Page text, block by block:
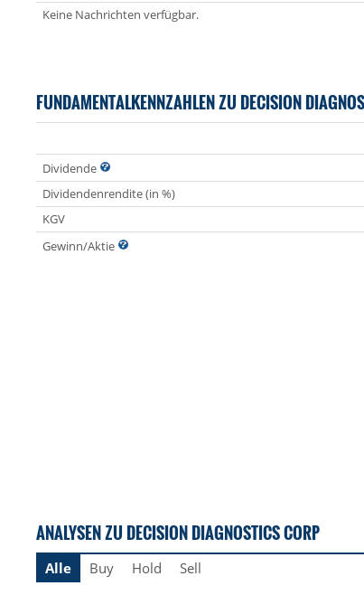
Keine Nachrichten verfügbar.
FUNDAMENTALKENNZAHLEN ZU DECISION
Dividende
Dividendenrendite (in %)
KGV
Gewinn/Aktie
ANALYSEN ZU DECISION DIAGNOSTICS CORP
Alle Buy Hold Sell